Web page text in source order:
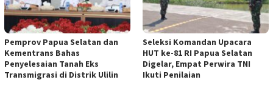
Pemprov Papua Selatan dan
Kementrans Bahas
Penyelesaian Tanah Eks
Transmigrasi di Distrik Ulilin
Seleksi Komandan Upacara
HUT ke-81 RI Papua Selatan
Digelar, Empat Perwira TNI
Ikuti Penilaian